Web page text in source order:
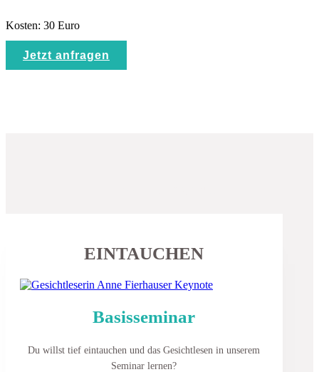
Kosten: 30 Euro
Jetzt anfragen
EINTAUCHEN
Basisseminar
Du willst tief eintauchen und das Gesichtlesen in unserem
Seminar lernen?